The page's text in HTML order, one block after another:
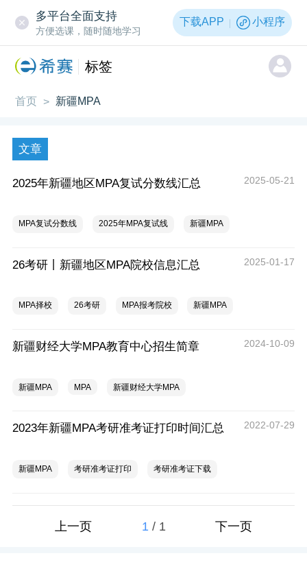
多平台全面支持
方便选课，随时随地学习
下载APP 小程序
标签
首页 > 新疆MPA
文章
2025年新疆地区MPA复试分数线汇总 2025-05-21
MPA复试分数线 2025年MPA复试线 新疆MPA
26考研丨新疆地区MPA院校信息汇总 2025-01-17
MPA择校 26考研 MPA报考院校 新疆MPA
新疆财经大学MPA教育中心招生简章 2024-10-09
新疆MPA MPA 新疆财经大学MPA
2023年新疆MPA考研准考证打印时间汇总 2022-07-29
新疆MPA 考研准考证打印 考研准考证下载
上一页 1 / 1 下一页